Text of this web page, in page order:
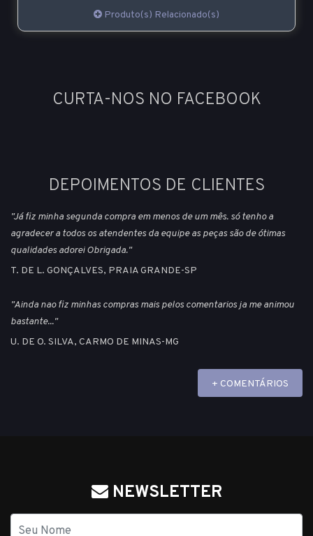
Produto(s) Relacionado(s)
CURTA-NOS NO FACEBOOK
DEPOIMENTOS DE CLIENTES
"Já fiz minha segunda compra em menos de um mês. só tenho a
agradecer a todos os atendentes da equipe as peças são de ótimas
qualidades adorei Obrigada."
T. DE L. GONÇALVES, PRAIA GRANDE-SP
"Ainda nao fiz minhas compras mais pelos comentarios ja me animou
bastante..."
U. DE O. SILVA, CARMO DE MINAS-MG
+ COMENTÁRIOS
NEWSLETTER